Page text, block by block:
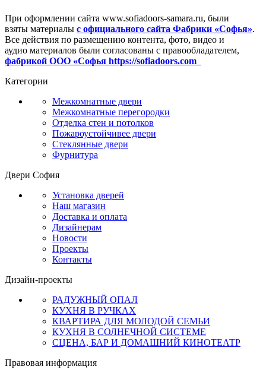
При оформлении сайта www.sofiadoors-samara.ru, были
взяты материалы с официального сайта Фабрики «Софья».
Все действия по размещению контента, фото, видео и
аудио материалов были согласованы с правообладателем,
фабрикой ООО «Софья https://sofiadoors.com
Категории
Межкомнатные двери
Межкомнатные перегородки
Отделка стен и потолков
Пожароустойчивее двери
Стеклянные двери
Фурнитура
Двери София
Установка дверей
Наш магазин
Доставка и оплата
Дизайнерам
Новости
Проекты
Контакты
Дизайн-проекты
РАДУЖНЫЙ ОПАЛ
КУХНЯ В РУЧКАХ
КВАРТИРА ДЛЯ МОЛОДОЙ СЕМЬИ
КУХНЯ В СОЛНЕЧНОЙ СИСТЕМЕ
СЦЕНА, БАР И ДОМАШНИЙ КИНОТЕАТР
Правовая информация